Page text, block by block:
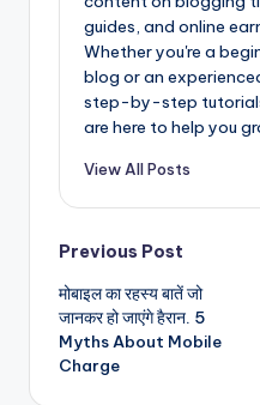
guides, and online
Whether you're a
blog or an
step-by-step
are here to help you
View All Posts
Post
navigation
Previous Post
मोबाइल का रहस्य बातें जो
जानकर हो जाएंगे हैरान. 5
Myths About Mobile
Charge